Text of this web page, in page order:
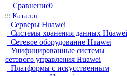
Сравнение0
Каталог
Серверы Huawei
Системы хранения данных Huawei
Сетевое оборудование Huawei
Унифицированные системы
сетевого управления Huawei
Платформы с искусственным